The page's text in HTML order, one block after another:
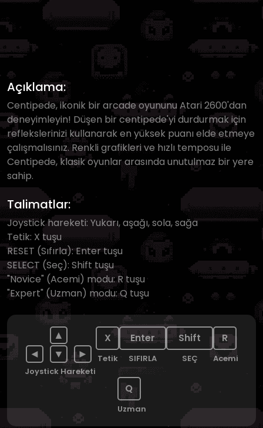
Açıklama:
Centipede, ikonik bir arcade oyununu Atari 2600'dan
deneyimleyin! Düşen bir centipede'yi durdurmak için
reflekslerinizi kullanarak en yüksek puanı elde etmeye
çalışmalısınız. Renkli grafikleri ve hızlı temposu ile
Centipede, klasik oyunlar arasında unutulmaz bir yere
sahip.
Talimatlar:
Joystick hareketi: Yukarı, aşağı, sola, sağa
Tetik: X tuşu
RESET (Sıfırla): Enter tuşu
SELECT (Seç): Shift tuşu
"Novice" (Acemi) modu: R tuşu
"Expert" (Uzman) modu: Q tuşu
▲
◄
▼ ►
Joystick Hareketi
X
Tetik
Enter
SIFIRLA
Shift
SEÇ
R
Acemi
Q
Uzman